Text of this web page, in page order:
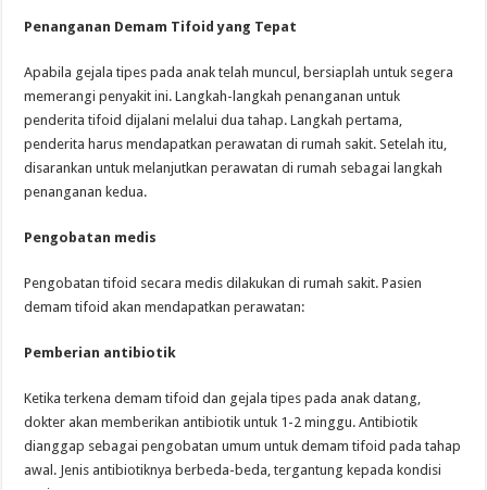
Penanganan Demam Tifoid yang Tepat
Apabila gejala tipes pada anak telah muncul, bersiaplah untuk segera
memerangi penyakit ini. Langkah-langkah penanganan untuk
penderita tifoid dijalani melalui dua tahap. Langkah pertama,
penderita harus mendapatkan perawatan di rumah sakit. Setelah itu,
disarankan untuk melanjutkan perawatan di rumah sebagai langkah
penanganan kedua.
Pengobatan medis
Pengobatan tifoid secara medis dilakukan di rumah sakit. Pasien
demam tifoid akan mendapatkan perawatan:
Pemberian antibiotik
Ketika terkena demam tifoid dan gejala tipes pada anak datang,
dokter akan memberikan antibiotik untuk 1-2 minggu. Antibiotik
dianggap sebagai pengobatan umum untuk demam tifoid pada tahap
awal. Jenis antibiotiknya berbeda-beda, tergantung kepada kondisi